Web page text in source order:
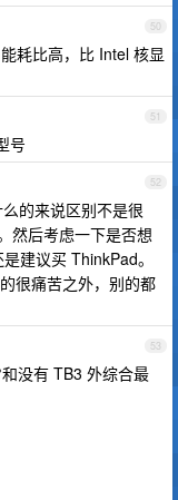
50
耗比高，比 Intel 核显
51
号
52
的来说区别不是很
然后考虑一下是否想
建议买 ThinkPad。
很痛苦之外，别的都
53
没有 TB3 外综合最